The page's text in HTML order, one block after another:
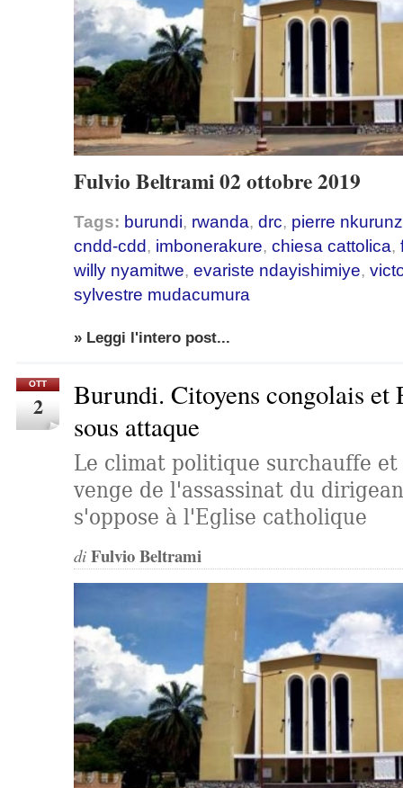
Fulvio Beltrami 02 ottobre 2019
Tags: burundi, rwanda, drc, pierre
cndd-cdd, imbonerakure, chiesa cattolica,
willy nyamitwe, evariste ndayishimiye,
sylvestre mudacumura
» Leggi l'intero post...
OTT
2
Burundi. Citoyens congolais et
sous attaque
Le climat politique surchauffe et
venge de l'assassinat du
s'oppose à l'Eglise catholique
di Fulvio Beltrami